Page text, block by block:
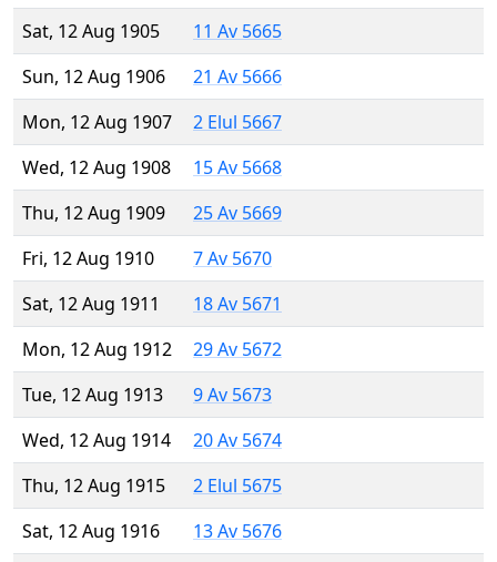
Sat, 12 Aug 1905
11 Av 5665
Sun, 12 Aug 1906
21 Av 5666
Mon, 12 Aug 1907
2 Elul 5667
Wed, 12 Aug 1908
15 Av 5668
Thu, 12 Aug 1909
25 Av 5669
Fri, 12 Aug 1910
7 Av 5670
Sat, 12 Aug 1911
18 Av 5671
Mon, 12 Aug 1912
29 Av 5672
Tue, 12 Aug 1913
9 Av 5673
Wed, 12 Aug 1914
20 Av 5674
Thu, 12 Aug 1915
2 Elul 5675
Sat, 12 Aug 1916
13 Av 5676